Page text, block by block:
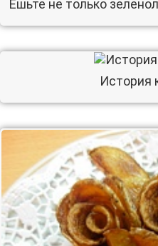
Ешьте не только
История